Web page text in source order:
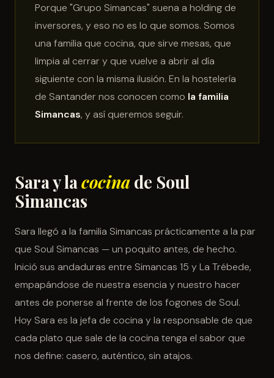
Porque "Grupo Simancas" suena a holding de
inversores, y eso no es lo que somos. Somos
una familia que cocina, que sirve mesas, que
limpia al cerrar y que vuelve a abrir al día
siguiente con la misma ilusión. En la hostelería
de Santander nos conocen como la familia
Simancas, y así queremos seguir.
Sara y lacocinade Soul
Simancas
Sara llegó a la familia Simancas prácticamente a la par
que Soul Simancas — un poquito antes, de hecho.
Inició sus andaduras entre Simancas 15 y La Trébede,
empapándose de nuestra esencia y nuestro hacer
antes de ponerse al frente de los fogones de Soul.
Hoy Sara es la jefa de cocina y la responsable de que
cada plato que sale de la cocina tenga el sabor que
nos define: casero, auténtico, sin atajos.